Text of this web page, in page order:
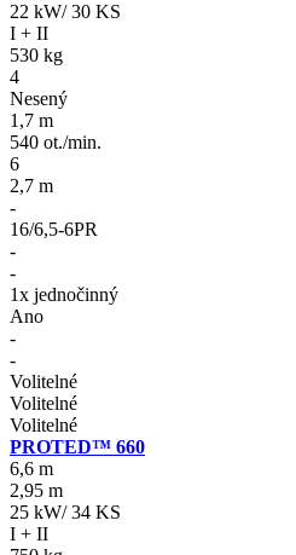
22 kW/ 30 KS
I + II
530 kg
4
Nesený
1,7 m
540 ot./min.
6
2,7 m
-
16/6,5-6PR
-
-
1x jednočinný
Ano
-
-
Volitelné
Volitelné
Volitelné
PROTED™ 660
6,6 m
2,95 m
25 kW/ 34 KS
I + II